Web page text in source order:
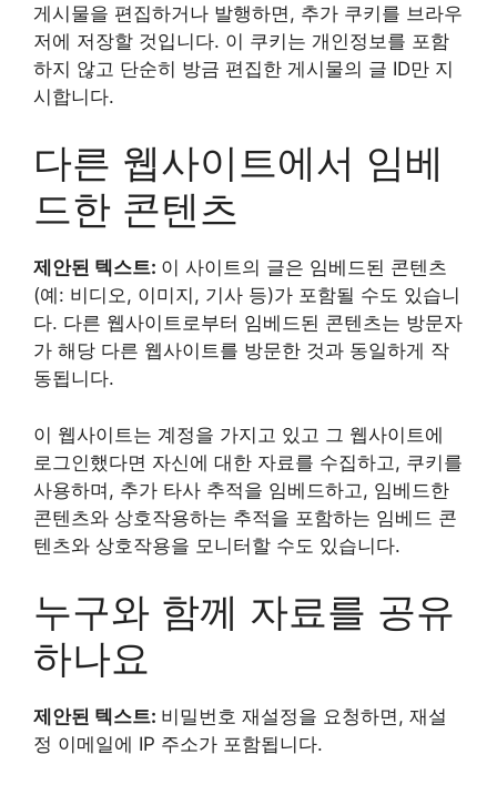
게시물을 편집하거나 발행하면, 추가 쿠키를 브라우
저에 저장할 것입니다. 이 쿠키는 개인정보를 포함
하지 않고 단순히 방금 편집한 게시물의 글 ID만 지
시합니다.
다른 웹사이트에서 임베
드한 콘텐츠
제안된 텍스트: 이 사이트의 글은 임베드된 콘텐츠
(예: 비디오, 이미지, 기사 등)가 포함될 수도 있습니
다. 다른 웹사이트로부터 임베드된 콘텐츠는 방문자
가 해당 다른 웹사이트를 방문한 것과 동일하게 작
동됩니다.
이 웹사이트는 계정을 가지고 있고 그 웹사이트에
로그인했다면 자신에 대한 자료를 수집하고, 쿠키를
사용하며, 추가 타사 추적을 임베드하고, 임베드한
콘텐츠와 상호작용하는 추적을 포함하는 임베드 콘
텐츠와 상호작용을 모니터할 수도 있습니다.
누구와 함께 자료를 공유
하나요
제안된 텍스트: 비밀번호 재설정을 요청하면, 재설
정 이메일에 IP 주소가 포함됩니다.